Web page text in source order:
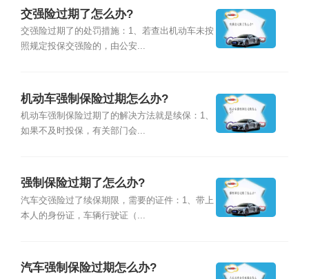
交强险过期了怎么办?
交强险过期了的处罚措施：1、若查出机动车未按
照规定投保交强险的，由公安...
机动车强制保险过期怎么办?
机动车强制保险过期了的解决方法就是续保：1、
如果不及时投保，有关部门会...
强制保险过期了怎么办?
汽车交强险过了续保期限，需要的证件：1、带上
本人的身份证，车辆行驶证（...
汽车强制保险过期怎么办?